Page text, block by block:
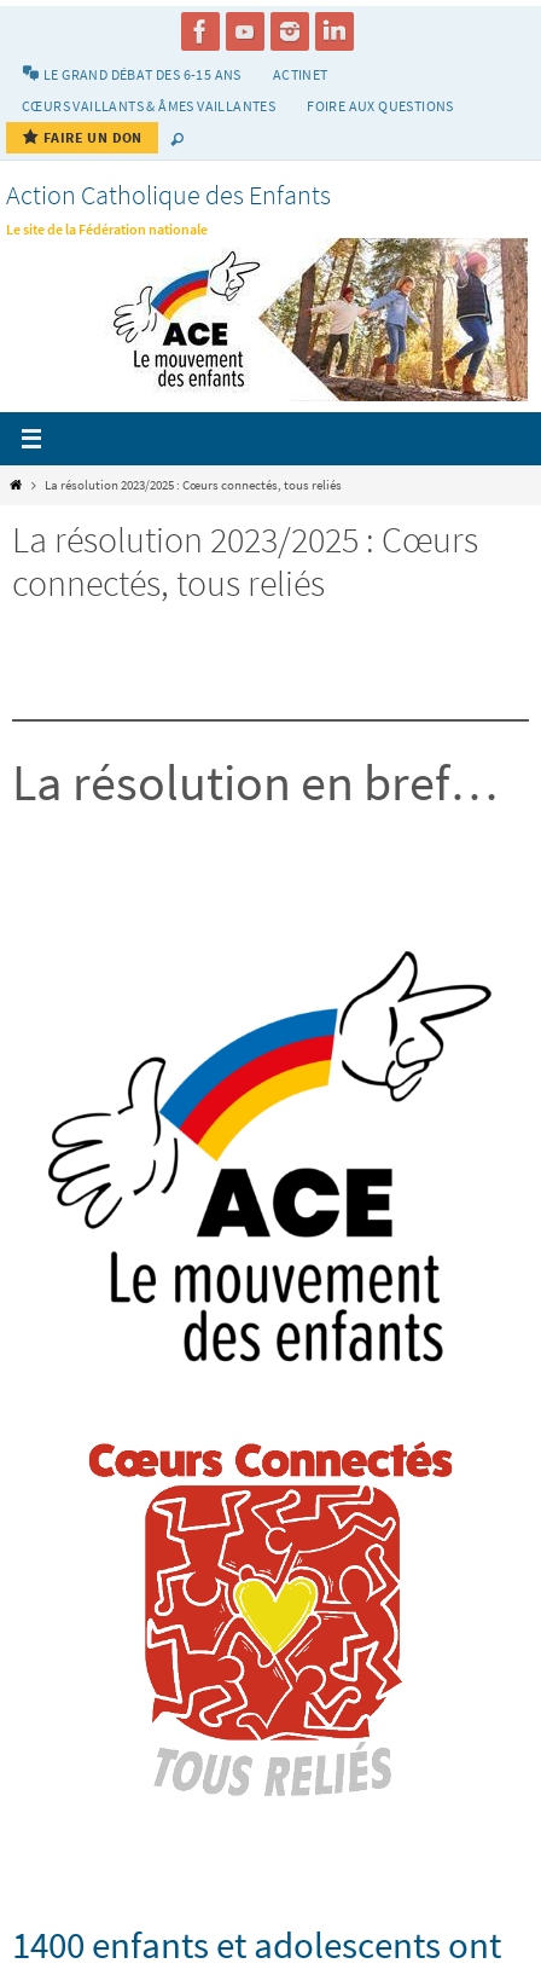
LE GRAND DÉBAT DES 6-15 ANS
ACTINET
CŒURS VAILLANTS & ÂMES VAILLANTES
FOIRE AUX QUESTIONS
FAIRE UN DON
Action Catholique des Enfants
Le site de la Fédération nationale
HomeLa résolution 2023/2025 : Cœurs connectés, tous reliés
La résolution 2023/2025 : Cœurs
connectés, tous reliés
La résolution en bref…
1400 enfants et adolescents ont